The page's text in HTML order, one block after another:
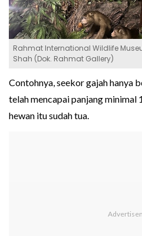
Rahmat International Wildlife
Shah (Dok. Rahmat Gallery)
Contohnya, seekor gajah hanya
telah mencapai panjang
hewan itu sudah tua.